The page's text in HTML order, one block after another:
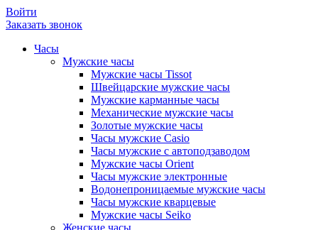
Войти
Заказать звонок
Часы
Мужские часы
Мужские часы Tissot
Швейцарские мужские часы
Мужские карманные часы
Механические мужские часы
Золотые мужские часы
Часы мужские Casio
Часы мужские с автоподзаводом
Мужские часы Orient
Часы мужские электронные
Водонепроницаемые мужские часы
Часы мужские кварцевые
Мужские часы Seiko
Женские часы